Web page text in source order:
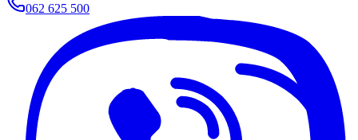
062 625 500